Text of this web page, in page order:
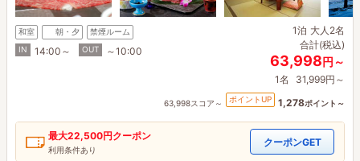
和室 朝・夕
禁煙ルーム
IN
14:00～ OUT ～10:00
1泊 大人2名
合計(税込)
63,998円～
1名 31,999円～
63,998スコア～ ポイントUP 1,278ポイント～
最大22,500円クーポン
利用条件あり
クーポンGET